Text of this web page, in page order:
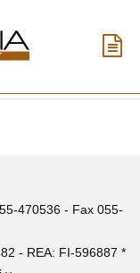
470536 - Fax 055-
- REA: FI-596887 *